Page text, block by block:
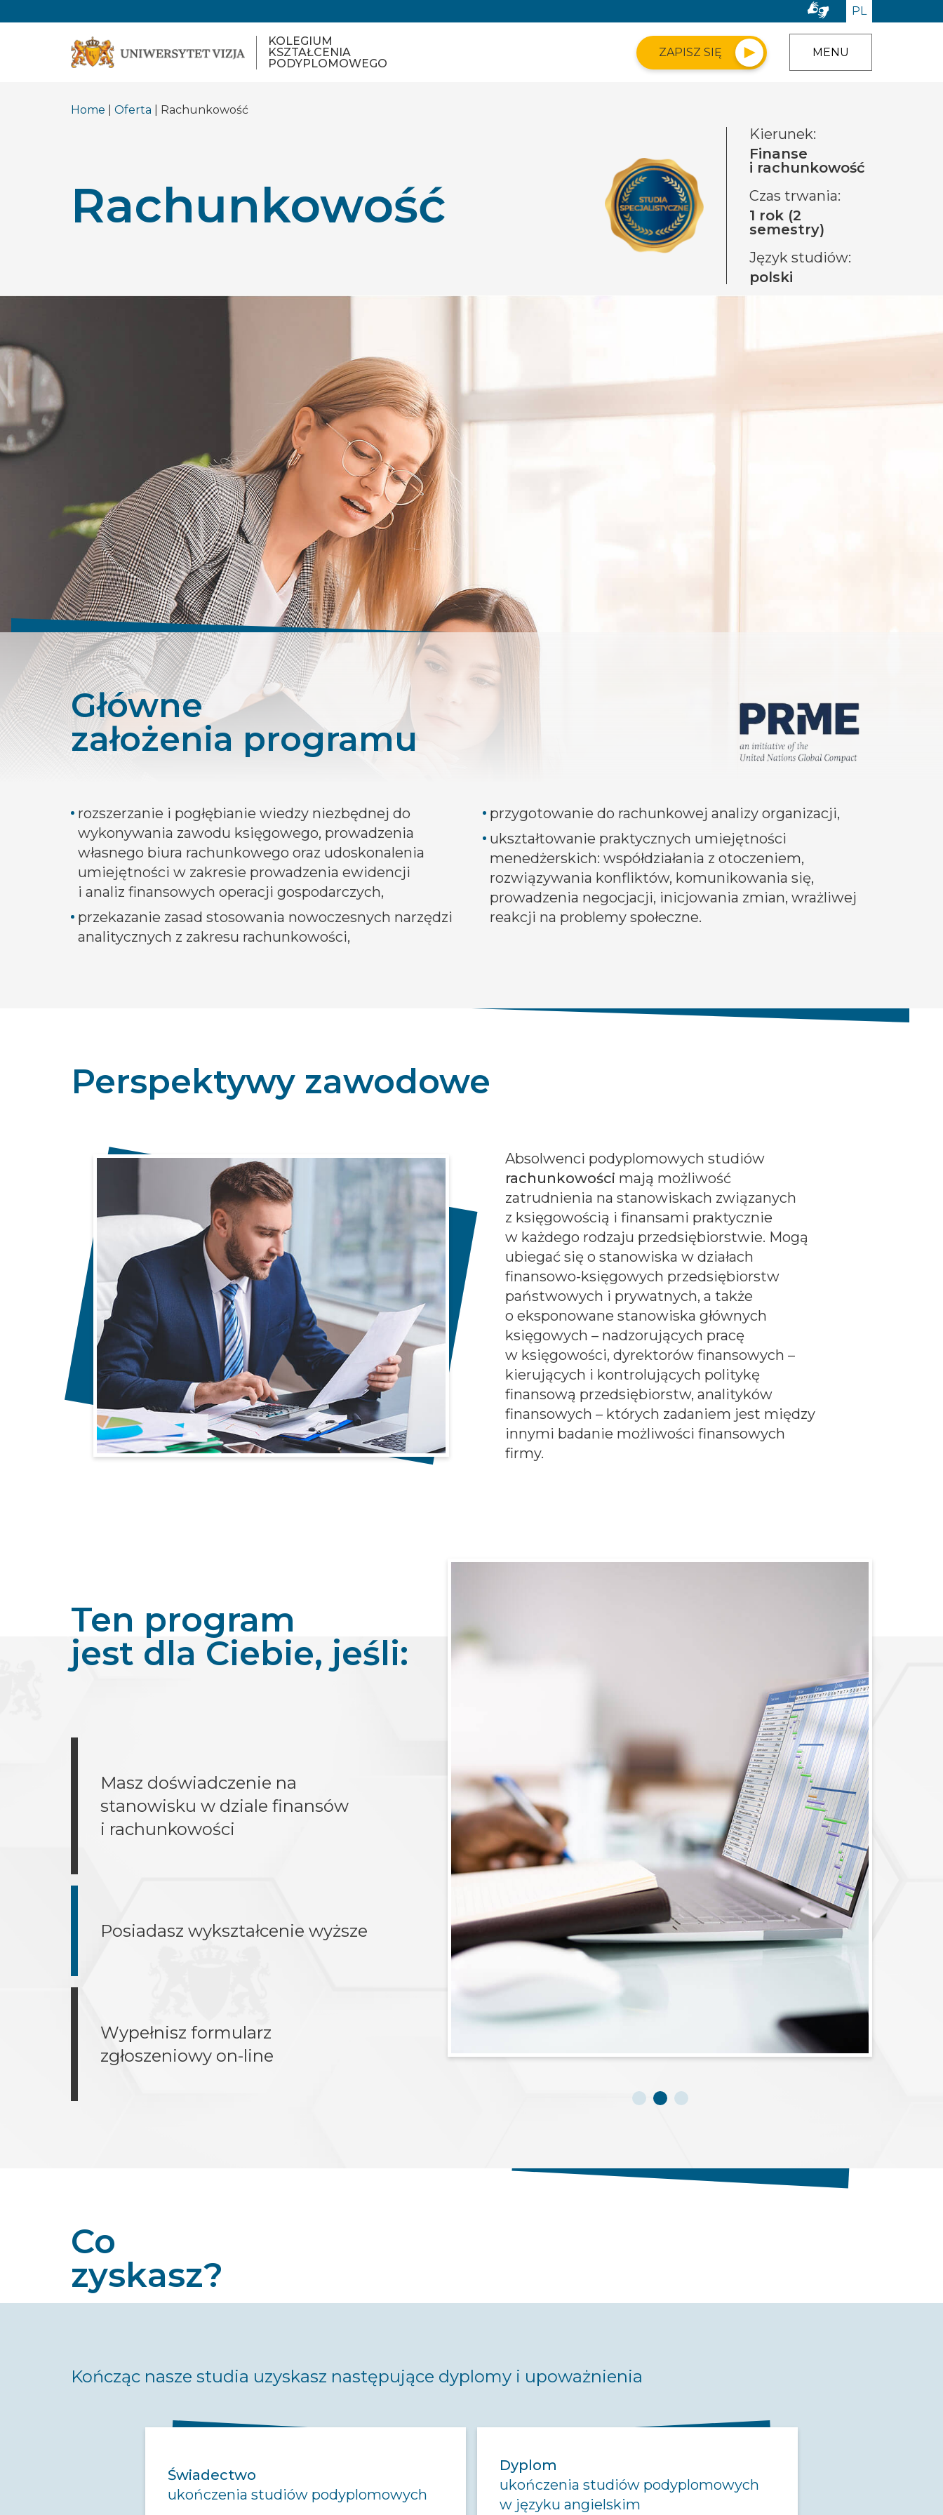
PL
KOLEGIUM
KSZTAŁCENIA
PODYPLOMOWEGO
ZAPISZ SIĘ MENU
Home Oferta | Rachunkowość
Rachunkowość
Kierunek:
Finanse
i rachunkowość
Czas trwania:
1 rok (2
semestry)
Język studiów:
polski
Główne
założenia programu
rozszerzanie i pogłębianie wiedzy niezbędnej do
wykonywania zawodu księgowego, prowadzenia
własnego biura rachunkowego oraz udoskonalenia
umiejętności w zakresie prowadzenia ewidencji
i analiz finansowych operacji gospodarczych,
przekazanie zasad stosowania nowoczesnych narzędzi
analitycznych z zakresu rachunkowości,
przygotowanie do rachunkowej analizy organizacji,
ukształtowanie praktycznych umiejętności
menedżerskich: współdziałania z otoczeniem,
rozwiązywania konfliktów, komunikowania się,
prowadzenia negocjacji, inicjowania zmian, wrażliwej
reakcji na problemy społeczne.
Perspektywy zawodowe
Absolwenci podyplomowych studiów
rachunkowości mają możliwość
zatrudnienia na stanowiskach związanych
z księgowością i finansami praktycznie
w każdego rodzaju przedsiębiorstwie. Mogą
ubiegać się o stanowiska w działach
finansowo-księgowych przedsiębiorstw
państwowych i prywatnych, a także
o eksponowane stanowiska głównych
księgowych – nadzorujących pracę
w księgowości, dyrektorów finansowych –
kierujących i kontrolujących politykę
finansową przedsiębiorstw, analityków
finansowych – których zadaniem jest między
innymi badanie możliwości finansowych
firmy.
Ten program
jest dla Ciebie, jeśli:
Masz doświadczenie na
stanowisku w dziale finansów
i rachunkowości
Posiadasz wykształcenie wyższe
Wypełnisz formularz
zgłoszeniowy on-line
Co
zyskasz?
Kończąc nasze studia uzyskasz następujące dyplomy i upoważnienia
Świadectwo
ukończenia studiów podyplomowych
Dyplom
ukończenia studiów podyplomowych
w języku angielskim